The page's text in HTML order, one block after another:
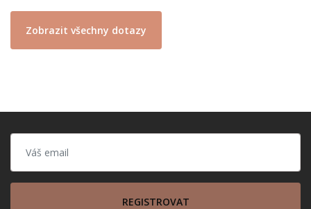
Zobrazit všechny dotazy
REGISTROVAT